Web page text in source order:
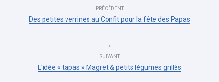
PRÉCÉDENT
Des petites verrines au Confit pour la fête des Papas
SUIVANT
L’idée « tapas » Magret & petits légumes grillés